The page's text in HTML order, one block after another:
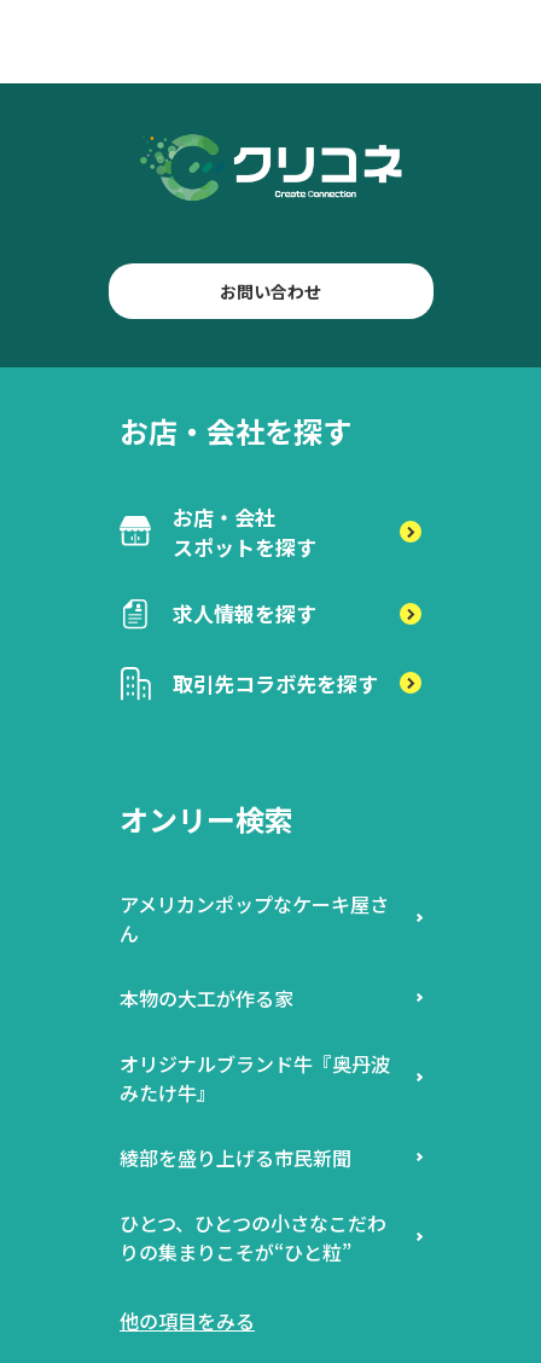
お問い合わせ
お店・会社を探す
お店・会社
スポットを探す
求人情報を探す
取引先コラボ先を探す
オンリー検索
アメリカンポップなケーキ屋さ
ん
本物の大工が作る家
オリジナルブランド牛『奥丹波
みたけ牛』
綾部を盛り上げる市民新聞
ひとつ、ひとつの小さなこだわ
りの集まりこそが“ひと粒”
他の項目をみる